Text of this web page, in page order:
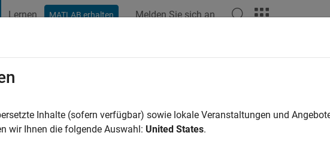
Lernen MATLAB erhalten Melden Sie sich an
vor| Aktiv seit 2021
0
Inhalte (sofern verfügbar) sowie lokale Veranstaltungen und
wir Ihnen die folgende Auswahl: United States.